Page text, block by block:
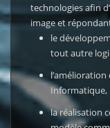
technologies afin
image et
le
tout autre
Informatique,
la réalisation